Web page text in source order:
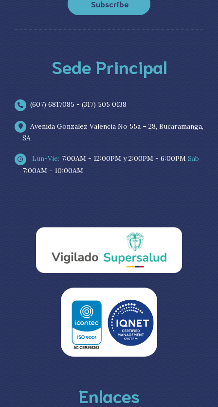
Subscribe
Sede Principal
(607) 6817085 - (317) 505 0138
Avenida Gonzalez Valencia No 55a – 28, Bucaramanga,
SA
Lun-Vie: 7:00AM - 12:00PM y 2:00PM - 6:00PM Sab
7:00AM - 10:00AM
Enlaces